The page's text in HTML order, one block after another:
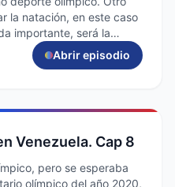
la natación, en este caso
importante, será la…
Abrir episodio
Venezuela. Cap 8
pero se esperaba
olímpico del año 2020,